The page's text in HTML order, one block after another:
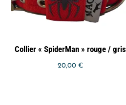
Collier « SpiderMan » rouge / gris
20,00€